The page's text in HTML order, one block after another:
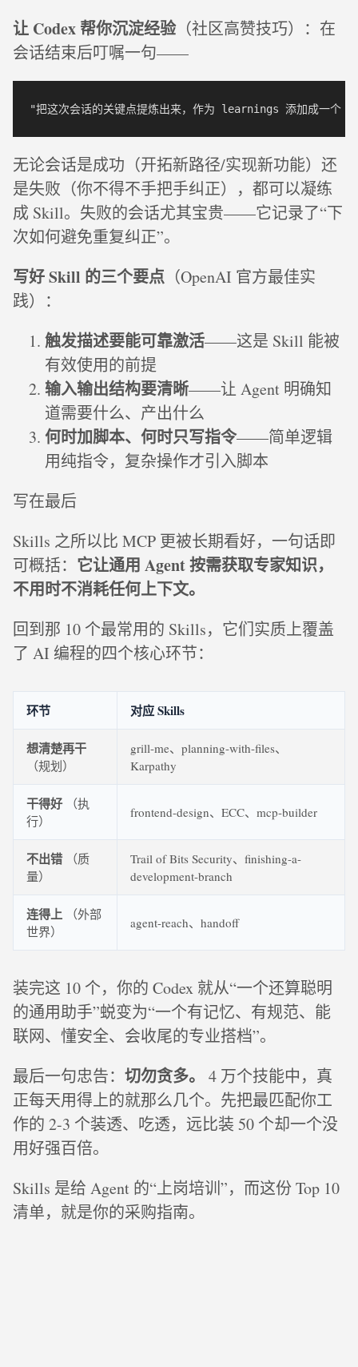
让 Codex 帮你沉淀经验（社区高赞技巧）：在
会话结束后叮嘱一句——
无论会话是成功（开拓新路径/实现新功能）还
是失败（你不得不手把手纠正），都可以凝练
成 Skill。失败的会话尤其宝贵——它记录了“下
次如何避免重复纠正”。
写好 Skill 的三个要点 （OpenAI 官方最佳实
践）：
触发描述要能可靠激活——这是 Skill 能被
有效使用的前提
输入输出结构要清晰——让 Agent 明确知
道需要什么、产出什么
何时加脚本、何时只写指令——简单逻辑
用纯指令，复杂操作才引入脚本
写在最后
Skills 之所以比 MCP 更被长期看好，一句话即
可概括： 它让通用 Agent 按需获取专家知识，
不用时不消耗任何上下文。
回到那 10 个最常用的 Skills，它们实质上覆盖
了 AI 编程的四个核心环节：
环节 对应 Skills
想清楚再干
（规划）
grill-me、planning-with-files、
Karpathy
干得好（执
行）
frontend-design、ECC、mcp-builder
不出错（质
量）
Trail of Bits Security、finishing-a-
development-branch
连得上 （外部
世界）
agent-reach、handoff
装完这 10 个，你的 Codex 就从“一个还算聪明
的通用助手”蜕变为“一个有记忆、有规范、能
联网、懂安全、会收尾的专业搭档”。
最后一句忠告： 切勿贪多。
4 万个技能中，真
正每天用得上的就那么几个。先把最匹配你工
作的 2-3 个装透、吃透，远比装 50 个却一个没
用好强百倍。
Skills 是给 Agent 的“上岗培训”，而这份 Top 10
清单，就是你的采购指南。